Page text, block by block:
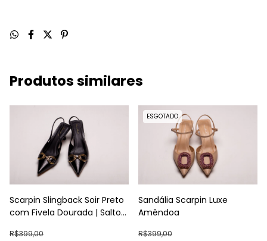
Produtos similares
Scarpin Slingback Soir Preto
com Fivela Dourada | Salto
R$399,00
ESGOTADO
Sandália Scarpin Luxe
Amêndoa
R$399,00